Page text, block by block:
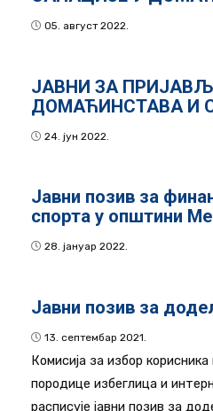
05. август 2022.
ЈАВНИ ЗА
ДОМАЋИНСТАВА И
24. јун 2022.
Јавни позив за
спорта у општини
28. јануар 2022.
Јавни позив за
13. септембар 2021.
Комисија за избор
породице избеглица и
расписује јавни позив за